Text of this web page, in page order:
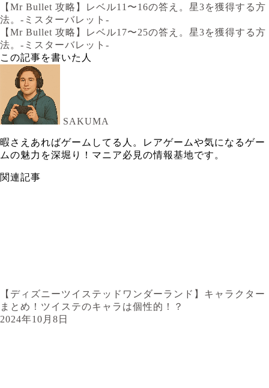
【Mr Bullet 攻略】レベル11〜16の答え。星3を獲得する方
法。-ミスターバレット-
【Mr Bullet 攻略】レベル17〜25の答え。星3を獲得する方
法。-ミスターバレット-
この記事を書いた人
SAKUMA
暇さえあればゲームしてる人。レアゲームや気になるゲー
ムの魅力を深堀り！マニア必見の情報基地です。
関連記事
【ディズニーツイステッドワンダーランド】キャラクター
まとめ！ツイステのキャラは個性的！？
2024年10月8日